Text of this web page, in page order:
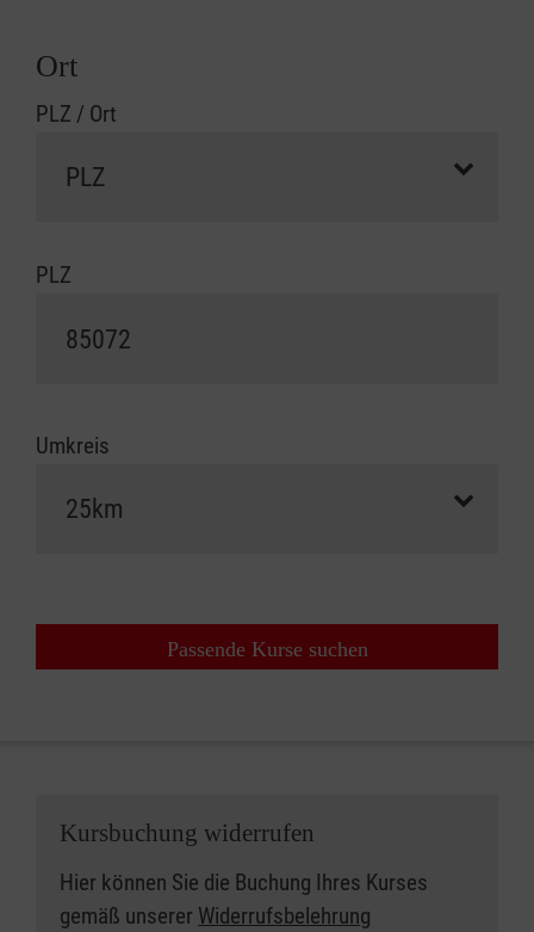
Ort
PLZ / Ort
PLZ
Umkreis
Passende Kurse suchen
Kursbuchung widerrufen
Hier können Sie die Buchung Ihres Kurses
gemäß unserer Widerrufsbelehrung